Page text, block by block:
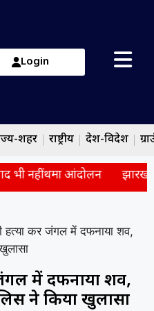
Login
शहर राष्ट्रीय देश-विदेश
भी नहीं थमा आंदोलन झारखंड
हत्या कर जंगल में दफनाया शव,
जंगल में दफनाया शव,
ने किया खुलासा